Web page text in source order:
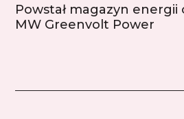
Powstał magazyn energii
MW Greenvolt Power